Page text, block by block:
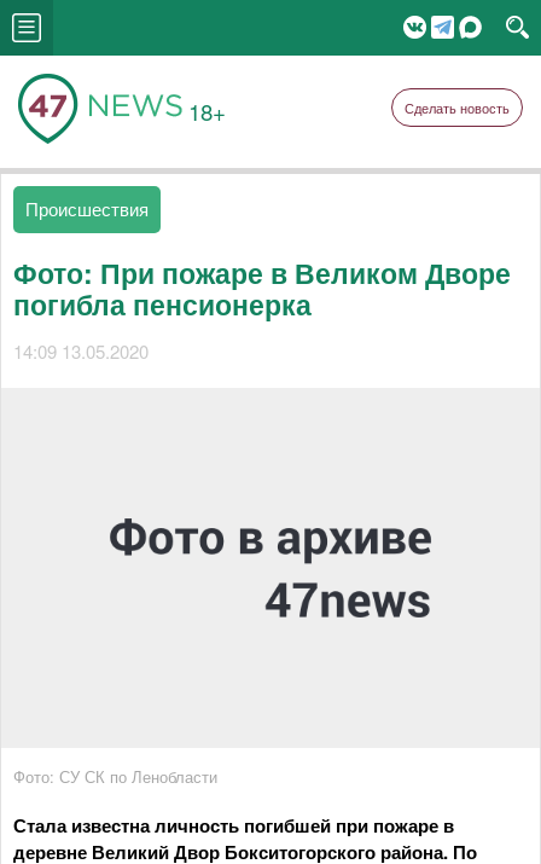
18+ Сделать новость
Происшествия
Фото: При пожаре в Великом Дворе
погибла пенсионерка
14:09 13.05.2020
Фото: СУ СК по Ленобласти
Стала известна личность погибшей при пожаре в
деревне Великий Двор Бокситогорского района. По